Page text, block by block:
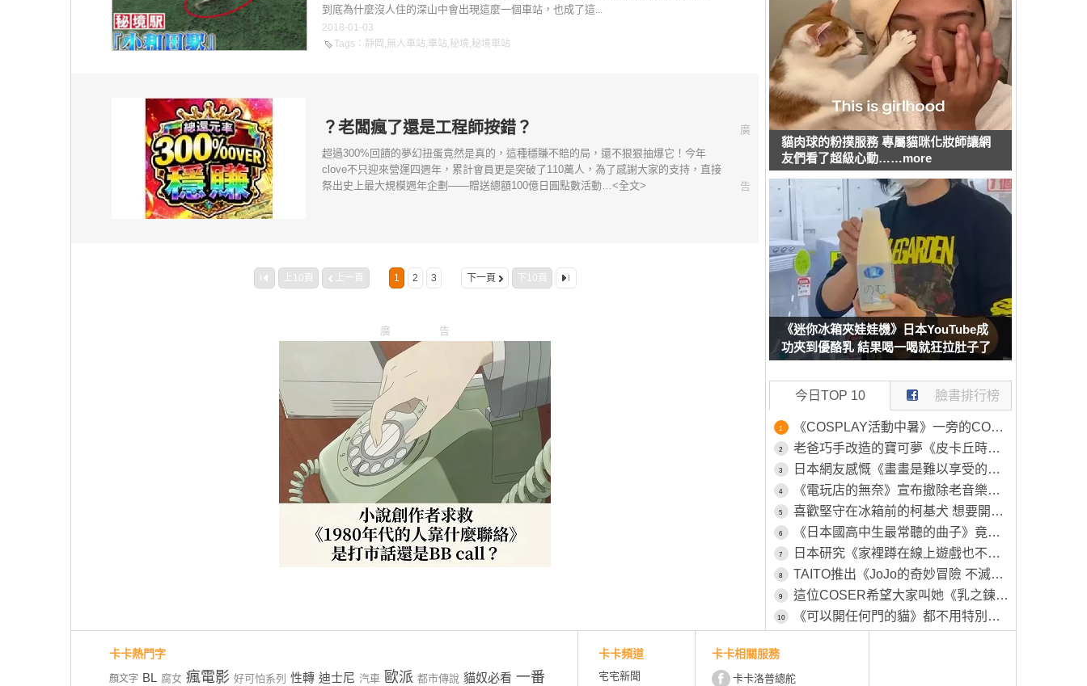
到底為什麼沒人住的深山中會出現這麼一個車站，也成了這...
2018-01-03
Tags ： 靜岡 ,無人車站,車站,秘境,秘境車站
？老闆瘋了還是工程師按錯？
超過300%回饋的夢幻扭蛋竟然是真的，這種穩賺不賠的局，還不狠狠抽爆它！今年
clove不只迎來營運四週年，累計會員更是突破了110萬人，為了感謝大家的支持，直接
祭出史上最大規模週年企劃——贈送總額100億日圓點數活動…<全文>
廣
告
上10頁 上一頁 1 2 3 下一頁 下10頁
廣告
貓肉球的粉撲服務 專屬貓咪化妝師讓網
友們看了超級心動……more
《迷你冰箱夾娃娃機》日本YouTube成
功夾到優酪乳 結果喝一喝就狂拉肚子了
今日TOP 10 臉書排行榜
1 《COSPLAY活動中暑》一旁的COSER見狀幫忙叫救護車 卻被工作人員嫌棄了
2 老爸巧手改造的寶可夢《皮卡丘時鐘》原本的模樣被女兒嫌棄不可愛，所以特別為其特別製作一番
3 日本網友感慨《畫畫是難以享受的興趣》畫得不好就永遠得不到樂趣了？
4 《電玩店的無奈》宣布撤除老音樂遊戲機台 平常沒人玩這時候卻又高喊不要撤
5 喜歡堅守在冰箱前的柯基犬 想要開冰箱拿個東西還得挪開...然後在放回去XD
6 《日本國高中生最常聽的曲子》竟然是26年前的色情塗鴉 該怎麼解讀這種現象呢？
7 日本研究《家裡蹲在線上遊戲也不會社交》越玩越沒辦法回歸社會？
8 TAITO推出《JoJo的奇妙冒險 不滅鑽石》新周邊「穿心攻擊」將於八月下旬正式推出
9 這位COSER希望大家叫她《乳之鍊金術師》自認調整乳量的努力不輸任何人
10 《可以開任何門的貓》都不用特別開小洞給牠，整個家貓貓進出完全自由
卡卡熱門字
顏文字 BL 腐女 瘋電影 好可怕系列 性轉 迪士尼 汽車 歐派 都市傳說 貓奴必看 一番
卡卡頻道
宅宅新聞
卡卡相關服務
卡卡洛普總舵